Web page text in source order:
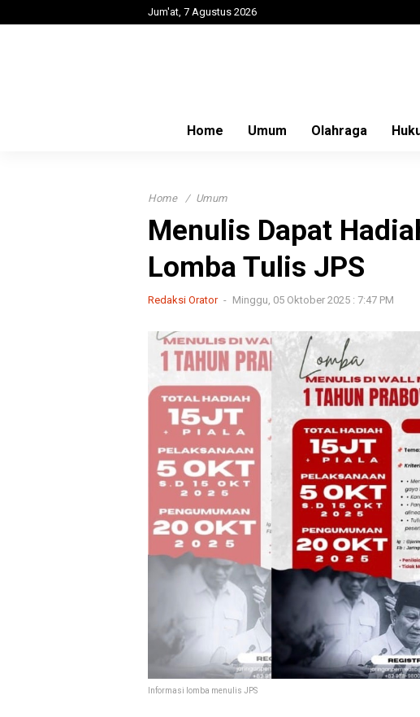
Jum'at, 7 Agustus 2026
Home Umum Olahraga
Home Umum
Menulis Dapat
Lomba Tulis JPS
Redaksi Orator Minggu, 05 Oktober 2025 : 7:47 PM
Informasi lomba menulis JPS